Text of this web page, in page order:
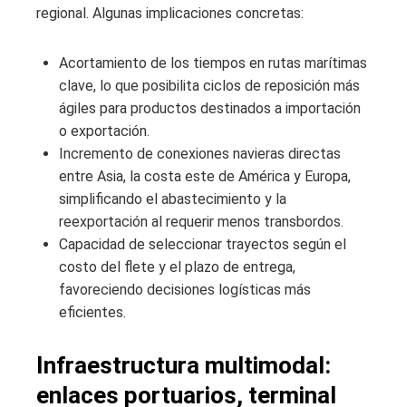
regional. Algunas implicaciones concretas:
Acortamiento de los tiempos en rutas marítimas
clave, lo que posibilita ciclos de reposición más
ágiles para productos destinados a importación
o exportación.
Incremento de conexiones navieras directas
entre Asia, la costa este de América y Europa,
simplificando el abastecimiento y la
reexportación al requerir menos transbordos.
Capacidad de seleccionar trayectos según el
costo del flete y el plazo de entrega,
favoreciendo decisiones logísticas más
eficientes.
Infraestructura multimodal:
enlaces portuarios, terminal